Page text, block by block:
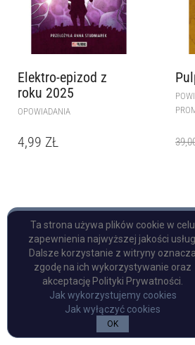
Elektro-epizod z
roku 2025
OPOWIADANIA
4,99 ZŁ
Copyright © Pulp Books
Ta strona używa plików cookie w celu
zapewnienia najwyższej jakości usług.
Dalsze korzystanie z witryny oznacza
zgodę na ich wykorzystywanie oraz
akceptację Polityki Prywatności.
Jak wykorzystujemy cookies
Jak wyłączyć cookies
OK